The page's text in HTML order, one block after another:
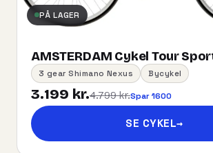
PÅ LAGER
AMSTERDAM Cykel Tour
3 gear Shimano Nexus Bycykel
3.199 kr.4.799 kr.Spar 1600
SE CYKEL→